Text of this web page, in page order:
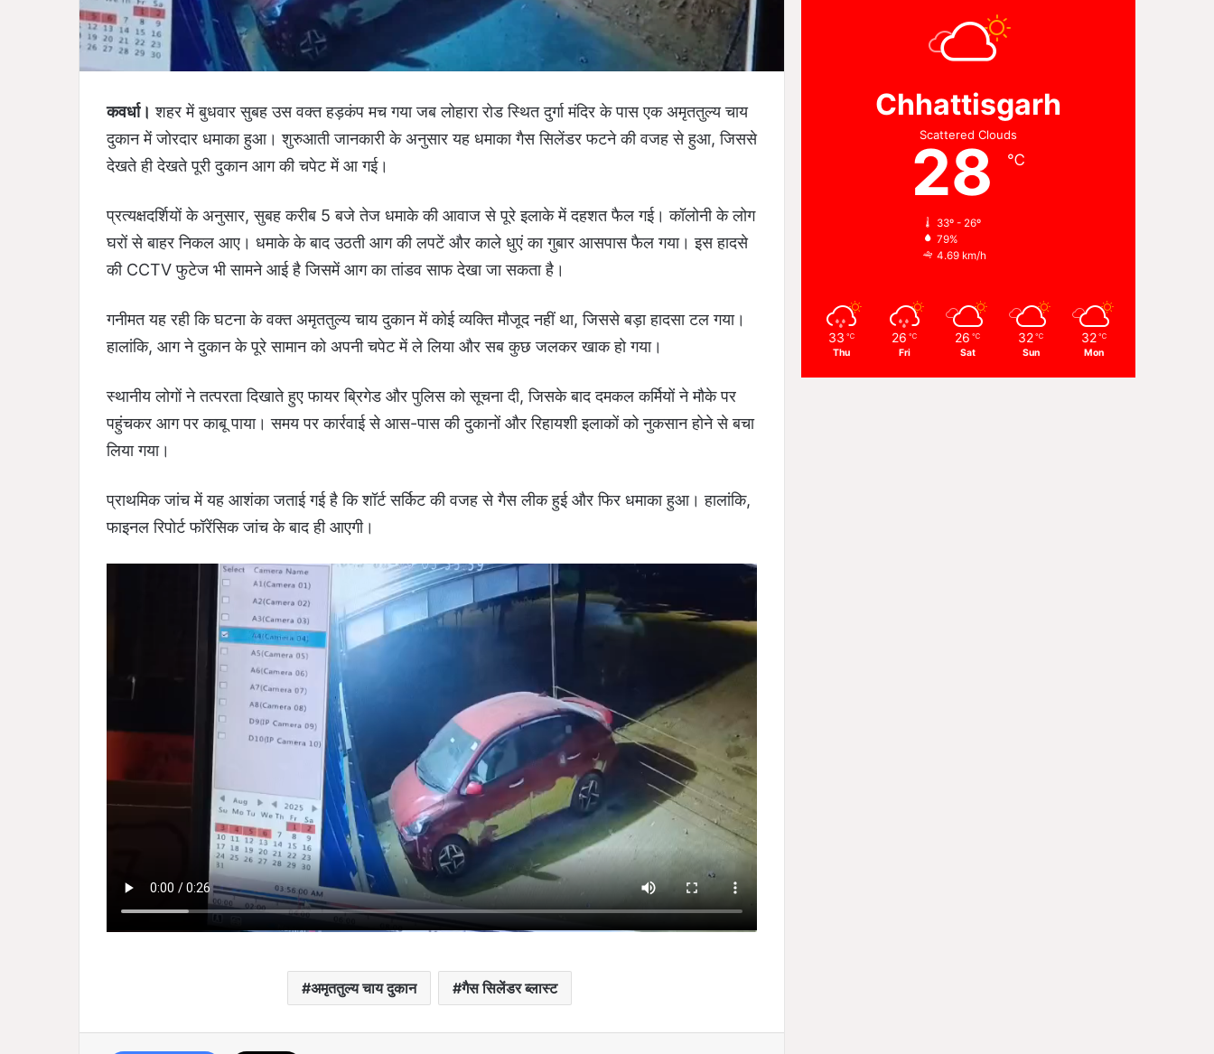
कवर्धा। शहर में बुधवार सुबह उस वक्त हड़कंप मच गया जब लोहारा रोड स्थित दुर्गा मंदिर के पास एक अमृततुल्य चाय
दुकान में जोरदार धमाका हुआ। शुरुआती जानकारी के अनुसार यह धमाका गैस सिलेंडर फटने की वजह से हुआ, जिससे
देखते ही देखते पूरी दुकान आग की चपेट में आ गई।
प्रत्यक्षदर्शियों के अनुसार, सुबह करीब 5 बजे तेज धमाके की आवाज से पूरे इलाके में दहशत फैल गई। कॉलोनी के लोग
घरों से बाहर निकल आए। धमाके के बाद उठती आग की लपटें और काले धुएं का गुबार आसपास फैल गया। इस हादसे
की CCTV फुटेज भी सामने आई है जिसमें आग का तांडव साफ देखा जा सकता है।
गनीमत यह रही कि घटना के वक्त अमृततुल्य चाय दुकान में कोई व्यक्ति मौजूद नहीं था, जिससे बड़ा हादसा टल गया।
हालांकि, आग ने दुकान के पूरे सामान को अपनी चपेट में ले लिया और सब कुछ जलकर खाक हो गया।
स्थानीय लोगों ने तत्परता दिखाते हुए फायर ब्रिगेड और पुलिस को सूचना दी, जिसके बाद दमकल कर्मियों ने मौके पर
पहुंचकर आग पर काबू पाया। समय पर कार्रवाई से आस-पास की दुकानों और रिहायशी इलाकों को नुकसान होने से बचा
लिया गया।
प्राथमिक जांच में यह आशंका जताई गई है कि शॉर्ट सर्किट की वजह से गैस लीक हुई और फिर धमाका हुआ। हालांकि,
फाइनल रिपोर्ट फॉरेंसिक जांच के बाद ही आएगी।
अमृततुल्य चाय दुकान गैस सिलेंडर ब्लास्ट
Chhattisgarh
Scattered Clouds
28 ℃
33º - 26º
79%
4.69 km/h
33 ℃
Thu
26 ℃
Fri
26 ℃
Sat
32 ℃
Sun
32 ℃
Mon